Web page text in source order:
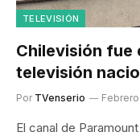
TELEVISIÓN
Chilevisión fue
televisión
Por TVenserio
El canal de